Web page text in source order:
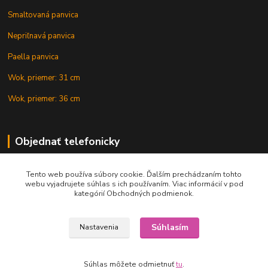
Smaltovaná panvica
Nepriľnavá panvica
Paella panvica
Wok, priemer: 31 cm
Wok, priemer: 36 cm
Objednať telefonicky
+421 902 212 007
Copyright © 2015-2020 KOTLIK NA GULAS.online, všetky práva vyhradené
Tento web používa súbory cookie. Ďalším prechádzaním tohto
webu vyjadrujete súhlas s ich používaním. Viac informácií v pod
kategórií Obchodných podmienok.
Nastavenia Súhlasím
Súhlas môžete odmietnuťtu.